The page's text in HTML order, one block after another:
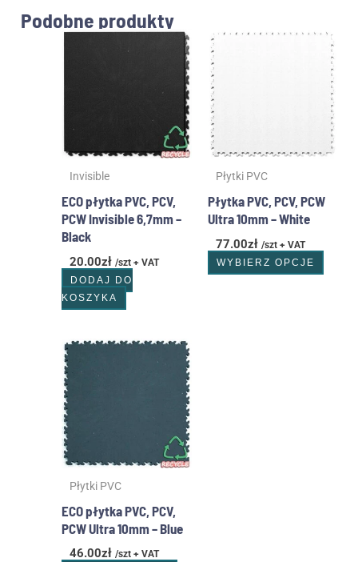
Podobne produkty
Invisible
ECO płytka PVC, PCV,
PCW Invisible 6,7mm –
Black
20.00zł /szt + VAT
DODAJ DO
KOSZYKA
Płytki PVC
Płytka PVC, PCV, PCW
Ultra 10mm – White
77.00zł /szt + VAT
WYBIERZ OPCJE
Ten
ma
wiele
Opcje
Płytki PVC
ECO płytka PVC, PCV,
PCW Ultra 10mm – Blue
46.00zł /szt + VAT
Ten
produkt
ma
wiele
wariantów.
Opcje
można
wybrać
produktu